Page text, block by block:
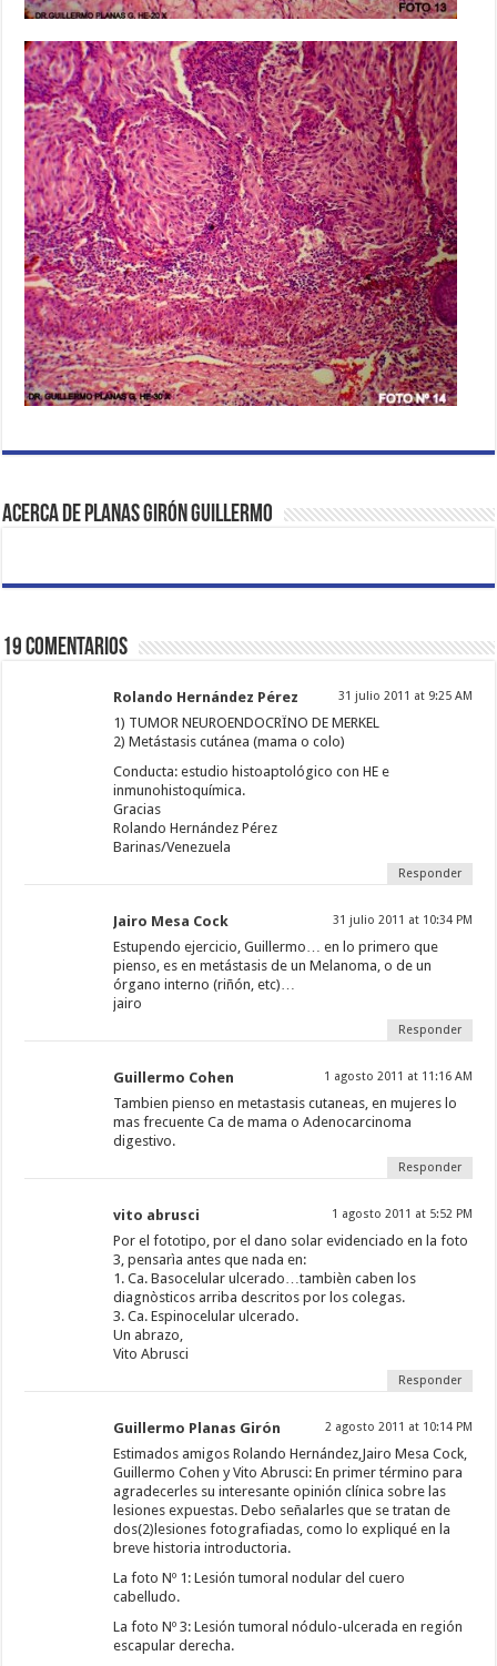
Acerca de Planas Girón Guillermo
19 comentarios
Rolando Hernández Pérez 31 julio 2011 at 9:25 AM
1) TUMOR NEUROENDOCRÏNO DE MERKEL
2) Metástasis cutánea (mama o colo)
Conducta: estudio histoaptológico con HE e
inmunohistoquímica.
Gracias
Rolando Hernández Pérez
Barinas/Venezuela
Responder
Jairo Mesa Cock 31 julio 2011 at 10:34 PM
Estupendo ejercicio, Guillermo… en lo primero que
pienso, es en metástasis de un Melanoma, o de un
órgano interno (riñón, etc)…
jairo
Responder
Guillermo Cohen 1 agosto 2011 at 11:16 AM
Tambien pienso en metastasis cutaneas, en mujeres lo
mas frecuente Ca de mama o Adenocarcinoma
digestivo.
Responder
vito abrusci 1 agosto 2011 at 5:52 PM
Por el fototipo, por el dano solar evidenciado en la foto
3, pensarìa antes que nada en:
1. Ca. Basocelular ulcerado…tambièn caben los
diagnòsticos arriba descritos por los colegas.
3. Ca. Espinocelular ulcerado.
Un abrazo,
Vito Abrusci
Responder
Guillermo Planas Girón 2 agosto 2011 at 10:14 PM
Estimados amigos Rolando Hernández,Jairo Mesa Cock,
Guillermo Cohen y Vito Abrusci: En primer término para
agradecerles su interesante opinión clínica sobre las
lesiones expuestas. Debo señalarles que se tratan de
dos(2)lesiones fotografiadas, como lo expliqué en la
breve historia introductoria.
La foto Nº 1: Lesión tumoral nodular del cuero
cabelludo.
La foto Nº 3: Lesión tumoral nódulo-ulcerada en región
escapular derecha.